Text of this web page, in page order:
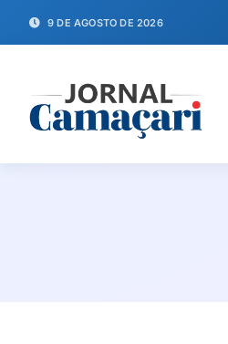
9 DE AGOSTO DE 2026